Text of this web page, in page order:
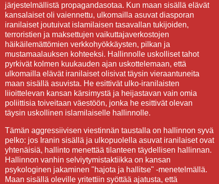
järjestelmällistä propagandasotaa. Kun maan sisällä elävät
kansalaiset oli vaiennettu, ulkomailla asuvat diasporan
iranilaiset joutuivat islamilaisen tasavallan tukijoiden,
terroristien ja maksettujen vaikuttajaverkostojen
häikäilemättömien verkkohyökkäysten, pilkan ja
mustamaalauksen kohteeksi. Hallinnolle uskolliset tahot
pyrkivät kolmen kuukauden ajan uskottelemaan, että
ulkomailla elävät iranilaiset olisivat täysin vieraantuneita
maan sisällä asuvista. He esittivät ulko-iranilaisten
liioittelevan kansan kärsimystä ja heijastavan vain omia
poliittisia toiveitaan väestöön, jonka he esittivät olevan
täysin uskollinen islamilaiselle hallinnolle.
Tämän aggressiivisen viestinnän taustalla on hallinnon syvä
pelko: jos Iranin sisällä ja ulkopuolella asuvat iranilaiset ovat
yhtenäisiä, hallinto menettää tilanteen täydellisen hallinnan.
Hallinnon vanhin selviytymistaktiikka on kansan
psykologinen jakaminen "hajota ja hallitse" -menetelmällä.
Maan sisällä oleville yritettiin syöttää ajatusta, että